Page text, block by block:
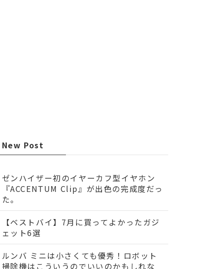
New Post
ゼンハイザー初のイヤーカフ型イヤホン
『ACCENTUM Clip』が出色の完成度だっ
た。
【ベストバイ】7月に買ってよかったガジ
ェット6選
ルンバ ミニは小さくても優秀！ロボット
掃除機はこういうのでいいのかもしれな